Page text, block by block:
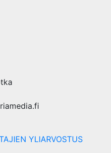
YLIARVOSTUS